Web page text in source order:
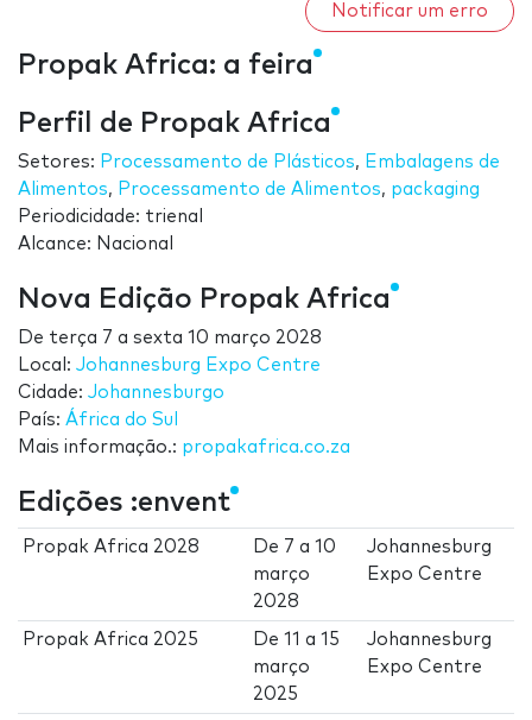
Notificar um erro
Propak Africa: a feira
Perfil de Propak Africa
Setores: Processamento de Plásticos, Embalagens de
Alimentos, Processamento de Alimentos, packaging
Periodicidade: trienal
Alcance: Nacional
Nova Edição Propak Africa
De terça 7 a sexta 10 março 2028
Local: Johannesburg Expo Centre
Cidade: Johannesburgo
País: África do Sul
Mais informação.: propakafrica.co.za
Edições :envent
Propak Africa 2028 De 7 a10
março
2028
Johannesburg
Expo Centre
Propak Africa 2025 De11 a15
março
2025
Johannesburg
Expo Centre